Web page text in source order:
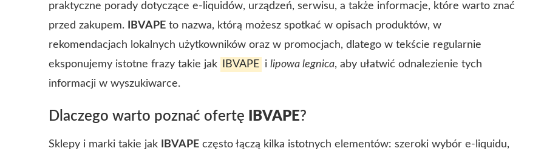
praktyczne porady dotyczące e-liquidów, urządzeń, serwisu, a także informacje, które warto znać
przed zakupem.
IBVAPE to nazwa, którą możesz spotkać w opisach produktów, w
rekomendacjach lokalnych użytkowników oraz w promocjach, dlatego w tekście regularnie
eksponujemy istotne frazy takie jak
IBVAPE i lipowa legnica, aby ułatwić odnalezienie tych
informacji w wyszukiwarce.
Dlaczego warto poznać ofertę IBVAPE?
Sklepy i marki takie jak IBVAPE często łączą kilka istotnych elementów: szeroki wybór e-liquidu,